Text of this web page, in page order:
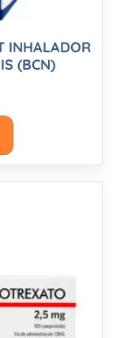
INHALADOR
(BCN)